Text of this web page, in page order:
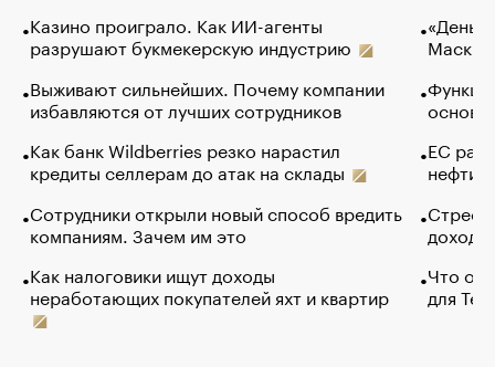
Казино проиграло. Как ИИ-агенты
разрушают букмекерскую индустрию
Выживают сильнейших. Почему компании
избавляются от лучших сотрудников
Как банк Wildberries резко нарастил
кредиты селлерам до атак на склады
Сотрудники открыли новый способ вредить
компаниям. Зачем им это
Как налоговики ищут доходы
неработающих покупателей яхт и квартир
Маск в
основ
ЕС
нефти
Что
для